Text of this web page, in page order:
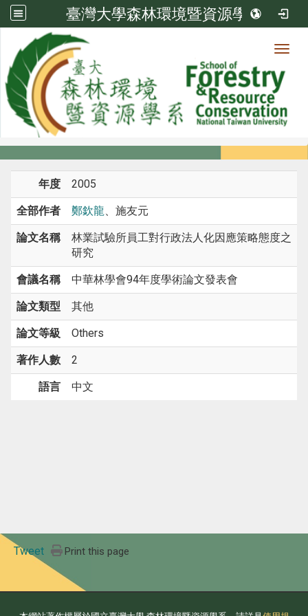
臺灣大學森林環境暨資源學系
系所成員
系所成員
年度 2005
全部作者 鄭欽龍、施友元
論文名稱
林業試驗所員工對行政法人化因應策略態度之
研究
會議名稱 中華林學會94年度學術論文發表會
論文類型 其他
論文等級 Others
著作人數 2
語言 中文
Tweet Print this page